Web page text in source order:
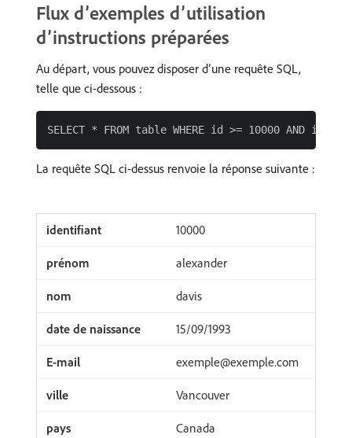
Flux d’exemples d’utilisation
d’instructions préparées
Au départ, vous pouvez disposer d’une requête SQL,
telle que ci-dessous :
La requête SQL ci-dessus renvoie la réponse suivante :
10000
alexander
davis
15/09/1993
exemple@exemple.com
Vancouver
Canada